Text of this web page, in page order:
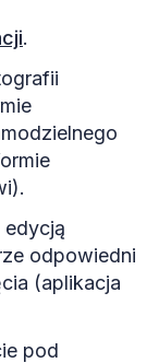
.
edycją
odpowiedni
(aplikacja
pod